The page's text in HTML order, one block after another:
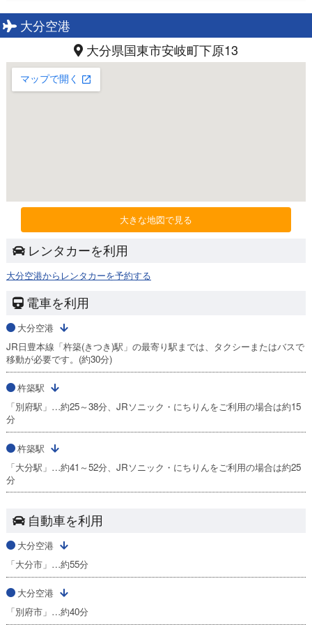
大分空港
大分県国東市安岐町下原13
大きな地図で見る
レンタカーを利用
大分空港からレンタカーを予約する
電車を利用
大分空港
JR日豊本線「杵築(きつき)駅」の最寄り駅までは、タクシーまたはバスで
移動が必要です。(約30分)
杵築駅
「別府駅」…約25～38分、JRソニック・にちりんをご利用の場合は約15
分
杵築駅
「大分駅」…約41～52分、JRソニック・にちりんをご利用の場合は約25
分
自動車を利用
大分空港
「大分市」…約55分
大分空港
「別府市」…約40分